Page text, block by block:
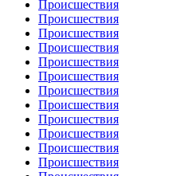
Происшествия
Происшествия
Происшествия
Происшествия
Происшествия
Происшествия
Происшествия
Происшествия
Происшествия
Происшествия
Происшествия
Происшествия